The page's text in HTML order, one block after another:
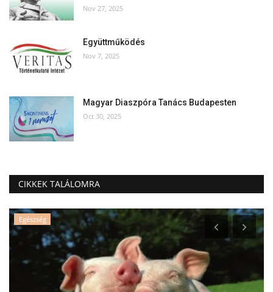
Nov 27, 2025
Együttműködés
Nov 7, 2025
Magyar Diaszpóra Tanács Budapesten
Oct 30, 2025
CIKKEK TALÁLOMRA
Egészség